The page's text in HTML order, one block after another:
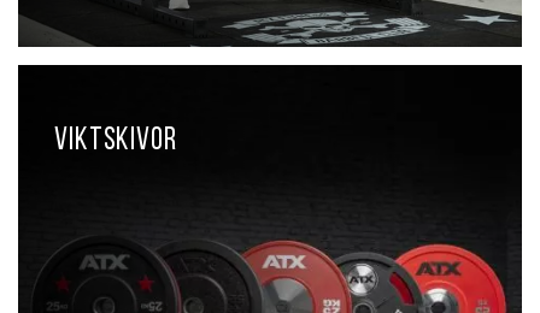
Viktskivor